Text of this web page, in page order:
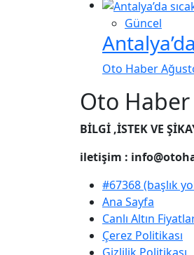
Güncel
Oto Haber
Oto Haber
BİLGİ ,İSTEK VE
iletişim :
#67368 (başlık
Ana Sayfa
Canlı Altın
Çerez Politikası
Gizlilik Politikası